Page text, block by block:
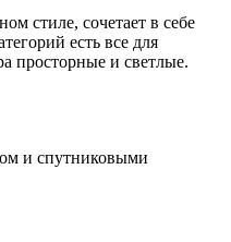
стиле, сочетает в себе
есть все для
просторные и светлые.
и спутниковыми